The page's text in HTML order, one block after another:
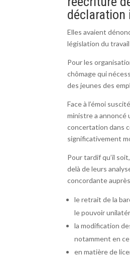
déclaration
Elles avaient
législation du
Pour les
chômage qui
des jeunes des
Face à l’émoi
ministre a annoncé
concertation dans
significativement
Pour tardif qu’il
delà de leurs
concordante
le retrait de la
le pouvoir
la modification
notamment en
en matière de